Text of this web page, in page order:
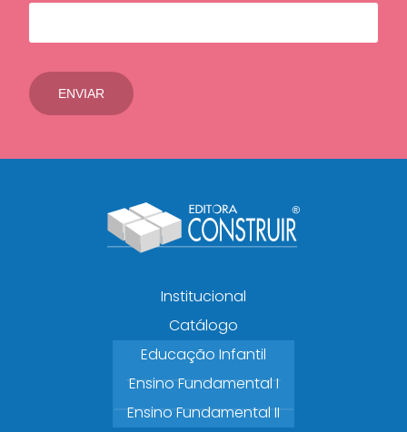
Institucional
Catálogo
Educação Infantil
Ensino Fundamental I
Ensino Fundamental II